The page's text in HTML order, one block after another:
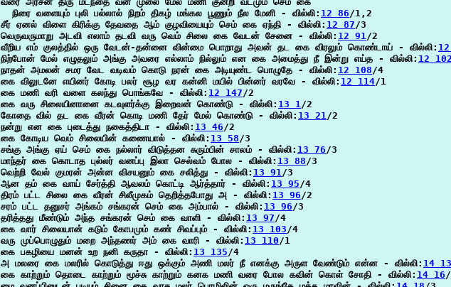
  நிரை வளையும் புலி பல்லால் நிறம் திகழ் மங்கல பூணும் நீல மேனி - வில்லி:
12 86/1,2
சீர் ஏனல் விளை கிரிக்கு தேவதை ஆம் குழவியையும் செம் கை ஏந்தி - வில்லி: 12 87/3
வெருவருமாறு அடவி எலாம் தடவி வரு வெம் சிலை கை வேடன் சேனை - வில்லி: 12 91/2
வீறிய எம் குலத்தில் ஒரு வேடன்-தன்னை வின்மை பொறாது அவன் தட கை விரலும் கொண்டாய் - வில்லி:
நிற்போன் மேல் எழுதலும் அங்கு அவரை எல்லாம் நில்லும் என கை அமைத்து நீ இன்று எய்த - வில்லி: 12 102
நாதன் அமலன் சமர வேட வடிவம் கொடு நரன் கை அடியுண்ட பொழுதே - வில்லி: 12 108/4
கை விலுடனே எயினர் கோடி பலர் சூழ வர கன்னி மயில் பின்னர் வரவே - வில்லி: 12 114/1
கை மணி வரி வளை கலந்து பொங்கவே - வில்லி: 12 147/2
கை வரு சிலையினானை கடவுளர்க்கு இறைவன் கொண்டு - வில்லி: 13 1/2
கோதை வில் தட கை வீரன் கொடி மணி தேர் மேல் கொண்டு - வில்லி: 13 21/2
நன்று என கை புடைத்து நகைத்திடா - வில்லி: 13 46/2
கை கோடிய வெம் சிலையின் கணையால் - வில்லி: 13 58/3
சங்கு அங்கு ஏய் செம் கை நல்லார் விடுத்தன சுரும்பின் சாலம் - வில்லி: 13 76/3
மாந்தர் கை கொடாத புல்லர் வனப்பு இலா செல்வம் போல - வில்லி: 13 88/3
வெற்றி வேல் குமரன் அன்ன விசயனும் கை சலித்து - வில்லி: 13 91/3
ஆன தம் கை வாய் சேர்த்தி ஆவலம் கொட்டி ஆர்த்தார் - வில்லி: 13 95/4
திரம் பட்ட சிலை கை வீரன் சிலீமுகம் தெறித்தபோது அ - வில்லி: 13 96/2
சரம் பட்ட தனுசர் அங்கம் சங்கரன் செம் கை அம்பால் - வில்லி: 13 96/3
தரித்தது மீண்டும் அந்த சங்கரன் செம் கை வாளி - வில்லி: 13 97/4
கை வார் சிலையான் கடும் கோபமும் கண் சிவப்பும் - வில்லி: 13 103/4
வரு முப்பொழுதும் மறை அந்தணர் அம் கை வாரி - வில்லி: 13 110/1
கை பகழியை மனன் உற நனி கருதா - வில்லி: 13 135/4
அ மலரை கை மலரில் கொடுத்து ஈது ஒக்கும் அணி மலர் நீ எனக்கு அருள வேண்டும் என்ன - வில்லி: 14 13
கை காற்றும் தொடை காற்றும் மூச்சு காற்றும் கனக மணி வரை போல கவின் கொள் சோதி - வில்லி: 14 16